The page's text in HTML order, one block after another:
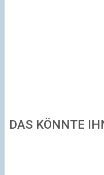
DAS KÖNNTE